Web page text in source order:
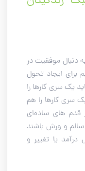
دنبال موفقیت در
برای ایجاد تحول
یک سری کارها را
سری کارها را هم
قدم های ساده‌ای
و ورش باشند
درآمد یا تغییر و